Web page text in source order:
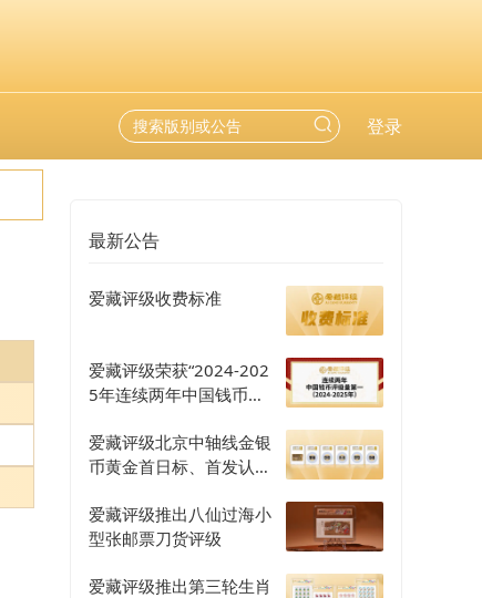
登录
最新公告
爱藏评级收费标准
爱藏评级荣获“2024-202
5年连续两年中国钱币评
爱藏评级北京中轴线金银
币黄金首日标、首发认证
爱藏评级推出八仙过海小
型张邮票刀货评级
爱藏评级推出第三轮生肖